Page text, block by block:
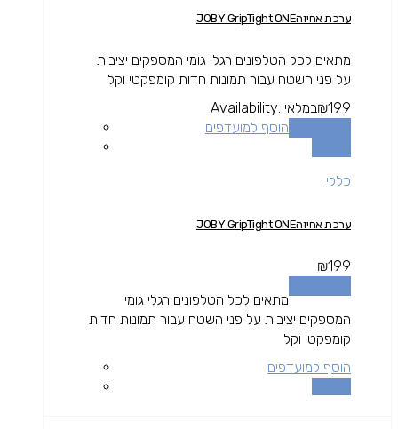
ערכת אחיזהJOBY GripTight ONE
מתאים לכל הטלפונים רגלי גומי המספקים יציבות
על פני השטח עבור תמונות חדות קומפקטי וקל
₪199
Availability: במלאי
הוסף למועדפים
כללי
ערכת אחיזהJOBY GripTight ONE
₪199
מתאים לכל הטלפונים רגלי גומי
המספקים יציבות על פני השטח עבור תמונות חדות
קומפקטי וקל
הוסף למועדפים